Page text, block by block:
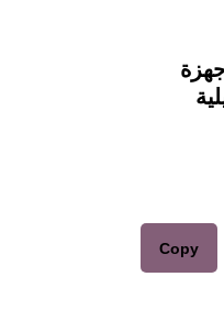
Copy